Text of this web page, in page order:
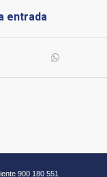
entrada
900 180 551